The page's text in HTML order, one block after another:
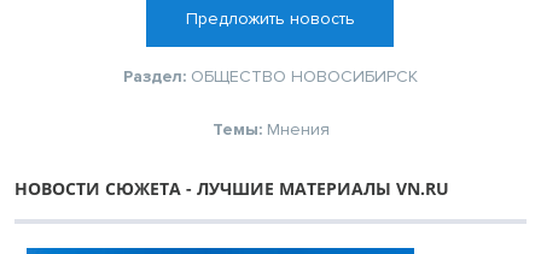
Предложить новость
Раздел: ОБЩЕСТВО НОВОСИБИРСК
Темы: Мнения
НОВОСТИ СЮЖЕТА - ЛУЧШИЕ МАТЕРИАЛЫ VN.RU